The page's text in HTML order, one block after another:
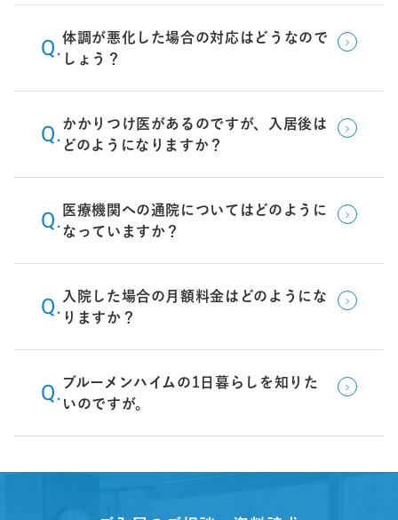
体調が悪化した場合の対応はどうなので
しょう？
かかりつけ医があるのですが、入居後は
どのようになりますか？
医療機関への通院についてはどのように
なっていますか？
入院した場合の月額料金はどのようにな
りますか？
ブルーメンハイムの1日暮らしを知りた
いのですが。